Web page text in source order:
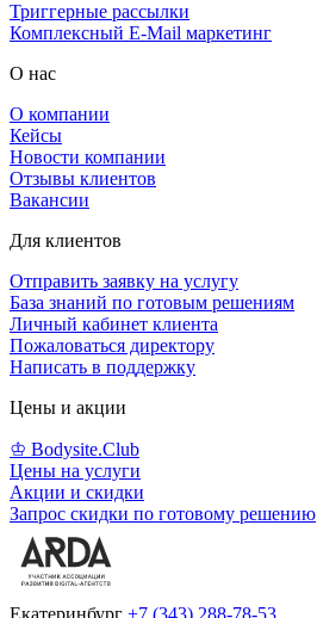
Триггерные рассылки
Комплексный E-Mail маркетинг
О нас
О компании
Кейсы
Новости компании
Отзывы клиентов
Вакансии
Для клиентов
Отправить заявку на услугу
База знаний по готовым решениям
Личный кабинет клиента
Пожаловаться директору
Написать в поддержку
Цены и акции
♔ Bodysite.Club
Цены на услуги
Акции и скидки
Запрос скидки по готовому решению
Екатеринбург +7 (343) 288-78-53